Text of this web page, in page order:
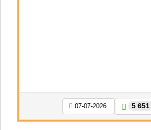
07-07-2026 5 651